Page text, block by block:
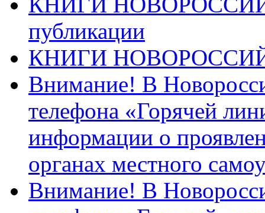
публикации
КНИГИ
Внимание! В
телефона «Горячей
информации о
органах местного
Внимание! В